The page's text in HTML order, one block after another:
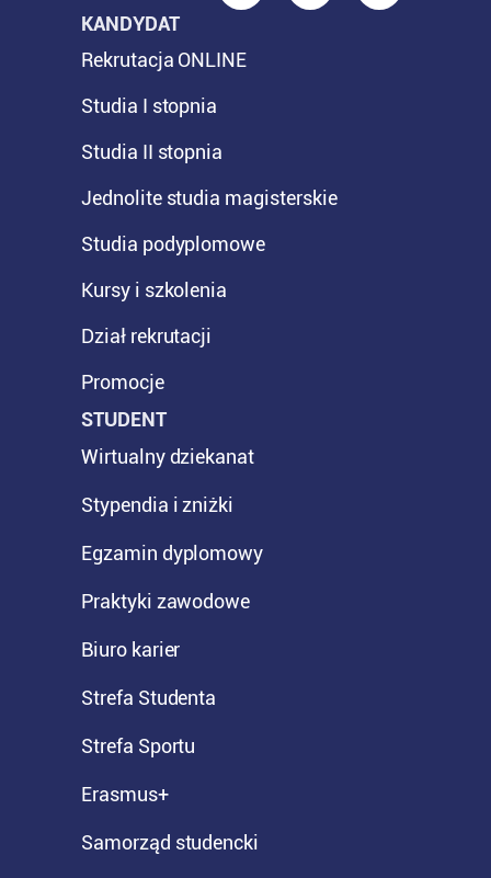
KANDYDAT
Rekrutacja ONLINE
Studia I stopnia
Studia II stopnia
Jednolite studia magisterskie
Studia podyplomowe
Kursy i szkolenia
Dział rekrutacji
Promocje
STUDENT
Wirtualny dziekanat
Stypendia i zniżki
Egzamin dyplomowy
Praktyki zawodowe
Biuro karier
Strefa Studenta
Strefa Sportu
Erasmus+
Samorząd studencki